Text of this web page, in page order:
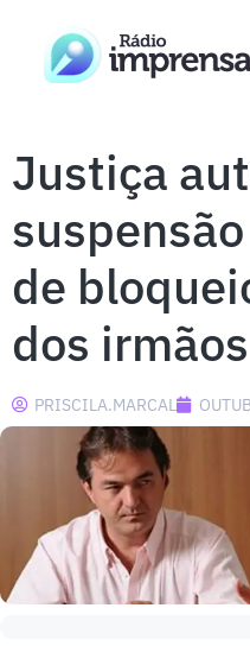
Justiça
de
dos
PRISCILA.MARCAL